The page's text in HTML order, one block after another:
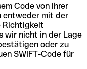
Code von Ihrer
entweder mit der
Richtigkeit
wir nicht in der Lage
oder zu
SWIFT-Code für